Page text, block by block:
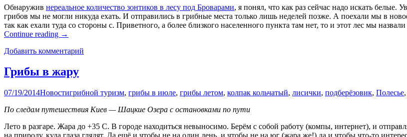
Обнаружив нереальное количество зонтиков в лесу под Броварами, я понял, что как раз сейчас надо искать белые.
грибов мы не могли никуда ехать. И отправились в грибные места только лишь неделей позже. А поехали мы в
так как ехали туда со стороны с. Приветного, а более близкого населенного пункта там нет, то и этот лес мы
Continue reading →
Добавить комментарий
Грибы в жару
07/19/2014Новостигрибной туризм, грибы в июле, грибы летом, колпак кольчатый, лисички, подберёзовик, Полесье,
По следам путешествия Киев — Шацкие Озера с остановками по пути
Лето в разгаре. Жара до +35 С. В городе находиться невыносимо. Берём с собой работу (компы, интернет), и